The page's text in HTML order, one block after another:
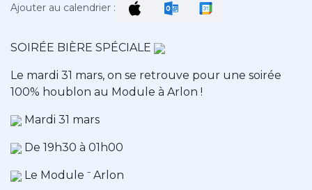
Ajouter au calendrier :
SOIRÉE BIÈRE SPÉCIALE
Le mardi 31 mars, on se retrouve pour une soirée
100% houblon au Module à Arlon !
Mardi 31 mars
De 19h30 à 01h00
Le Module ⁻ Arlon